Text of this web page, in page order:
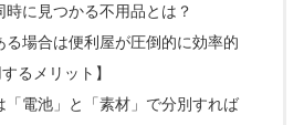
に見つかる不用品とは？
る場合は便利屋が圧倒的に効率的
るメリット】
「電池」と「素材」で分別すれば